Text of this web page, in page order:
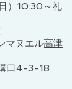
）10:30～礼
マヌエル高津
口4-3-18